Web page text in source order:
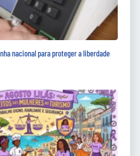
nacional para proteger a liberdade